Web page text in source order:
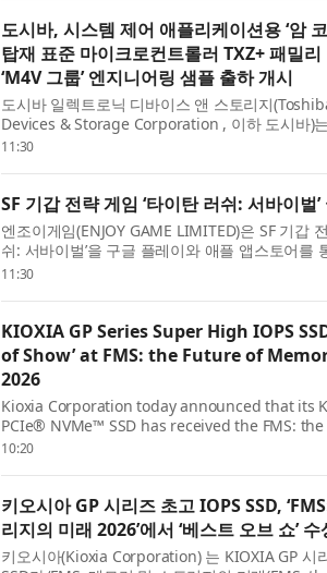
도시바, 시스템 제어 애플리케이션용 ‘암
탑재 표준 마이크로컨트롤러 TXZ+ 패밀
‘M4V 그룹’ 엔지니어링 샘플 출하 개시
도시바 일렉트로닉 디바이스 앤 스토리지
Devices & Storage Corporation , 이하 도시바)
트리 클래스 M4V 그룹 을 발표했다. 이 신제품
11:30
SF 기갑 전략 게임 ‘타이탄 러쉬: 서바이벌
엔조이게임(ENJOY GAME LIMITED)은 SF 기갑
쉬: 서바이벌’을 구글 플레이와 애플 앱스토어를
했다고 7일 밝혔다. ‘타이탄 러쉬: 서바이벌’은
11:30
KIOXIA GP Series Super High IOPS
of Show’ at FMS: the Future of
2026
Kioxia Corporation today announced that its
PCIe® NVMe™ SSD has received the FMS:
and Storage ‘Best of Show’ award in the
10:20
키오시아 GP 시리즈 초고 IOPS SSD,
리지의 미래 2026’에서 ‘베스트 오브 쇼’ 수
키오시아(Kioxia Corporation) 는 KIOXIA GP